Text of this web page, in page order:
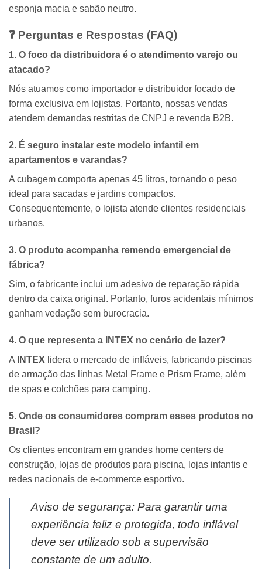
esponja macia e sabão neutro.
❓ Perguntas e Respostas (FAQ)
1. O foco da distribuidora é o atendimento varejo ou
atacado?
Nós atuamos como importador e distribuidor focado de
forma exclusiva em lojistas. Portanto, nossas vendas
atendem demandas restritas de CNPJ e revenda B2B.
2. É seguro instalar este modelo infantil em
apartamentos e varandas?
A cubagem comporta apenas 45 litros, tornando o peso
ideal para sacadas e jardins compactos.
Consequentemente, o lojista atende clientes residenciais
urbanos.
3. O produto acompanha remendo emergencial de
fábrica?
Sim, o fabricante inclui um adesivo de reparação rápida
dentro da caixa original. Portanto, furos acidentais mínimos
ganham vedação sem burocracia.
4. O que representa a INTEX no cenário de lazer?
A
INTEX lidera o mercado de infláveis, fabricando piscinas
de armação das linhas Metal Frame e Prism Frame, além
de spas e colchões para camping.
5. Onde os consumidores compram esses produtos no
Brasil?
Os clientes encontram em grandes home centers de
construção, lojas de produtos para piscina, lojas infantis e
redes nacionais de e-commerce esportivo.
Aviso de segurança: Para garantir uma
experiência feliz e protegida, todo inflável
deve ser utilizado sob a supervisão
constante de um adulto.